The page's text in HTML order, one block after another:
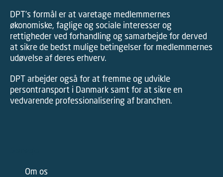
DPT’s formål er at varetage medlemmernes
økonomiske, faglige og sociale interesser og
rettigheder ved forhandling og samarbejde for derved
at sikre de bedst mulige betingelser for medlemmernes
udøvelse af deres erhverv.
DPT arbejder også for at fremme og udvikle
persontransport i Danmark samt for at sikre en
vedvarende professionalisering af branchen.
Om os